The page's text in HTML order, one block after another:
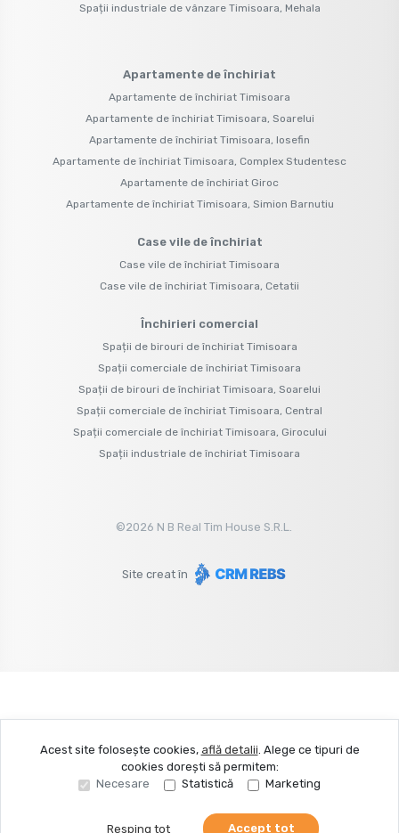
Spații industriale de vânzare Timisoara, Mehala
Apartamente de închiriat
Apartamente de închiriat Timisoara
Apartamente de închiriat Timisoara, Soarelui
Apartamente de închiriat Timisoara, Iosefin
Apartamente de închiriat Timisoara, Complex Studentesc
Apartamente de închiriat Giroc
Apartamente de închiriat Timisoara, Simion Barnutiu
Case vile de închiriat
Case vile de închiriat Timisoara
Case vile de închiriat Timisoara, Cetatii
Închirieri comercial
Spații de birouri de închiriat Timisoara
Spații comerciale de închiriat Timisoara
Spații de birouri de închiriat Timisoara, Soarelui
Spații comerciale de închiriat Timisoara, Central
Spații comerciale de închiriat Timisoara, Girocului
Spații industriale de închiriat Timisoara
©2026 N B Real Tim House S.R.L.
Site creat în
Acest site folosește cookies, află detalii. Alege ce tipuri de
cookies dorești să permitem:
Necesare
Statistică Marketing
Resping tot Accept tot